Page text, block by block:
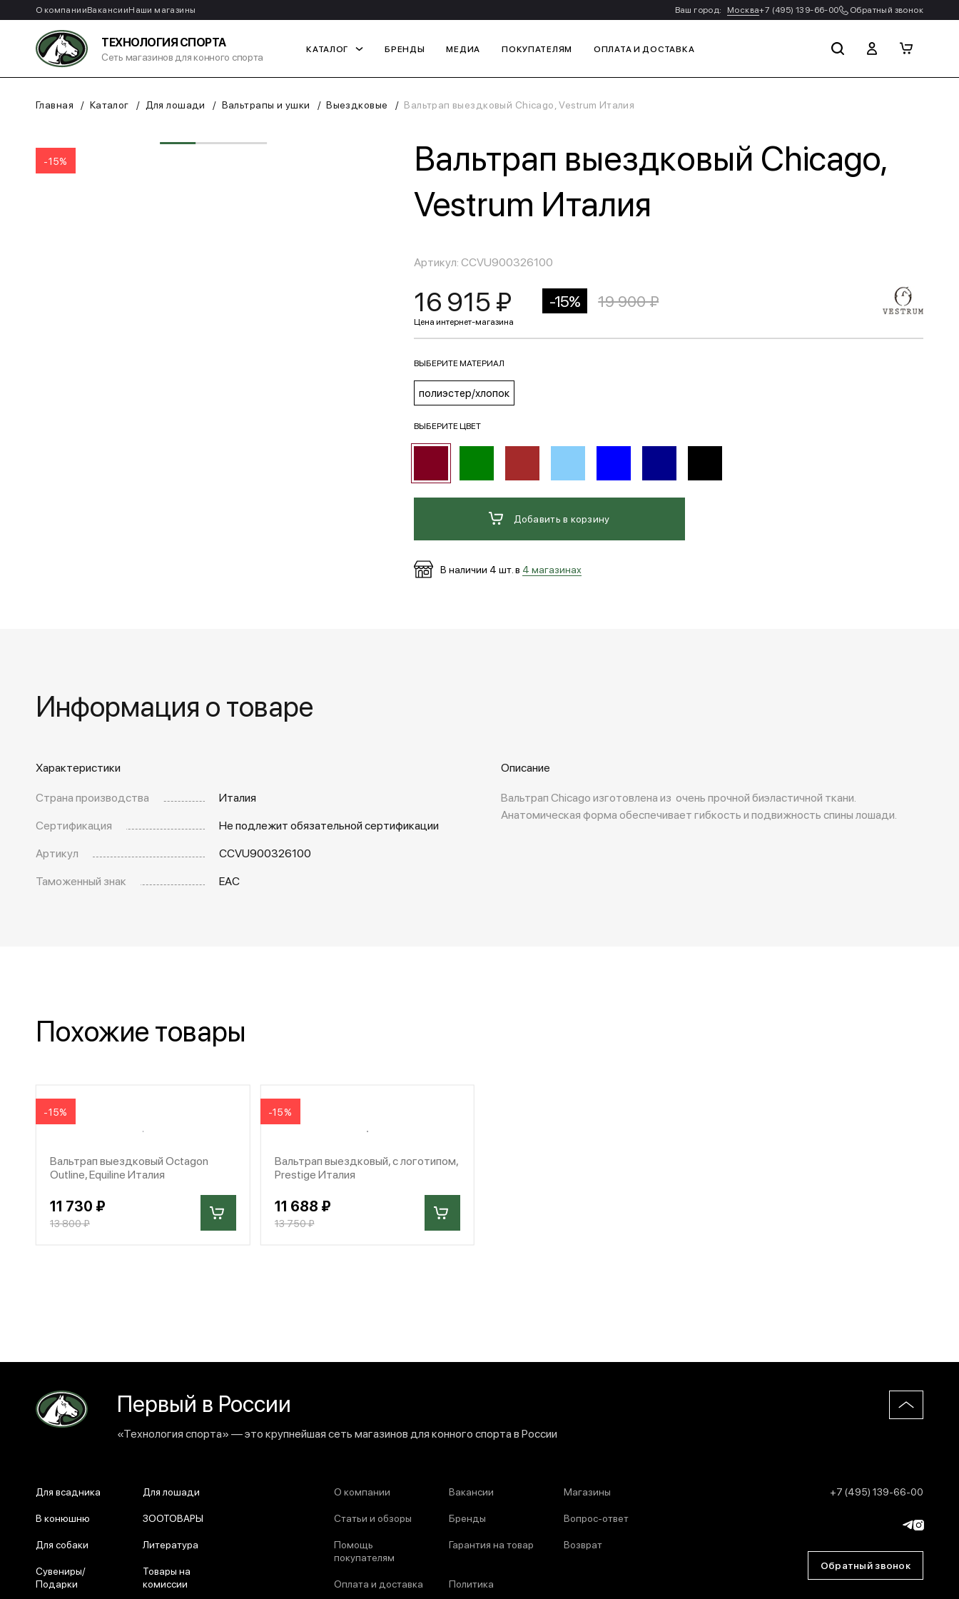
О компанииВакансииНаши магазины Ваш город: Москва+7 (495) 139-66-00 Обратный звонок
ТЕХНОЛОГИЯ СПОРТА
Сеть магазинов для конного спорта
КАТАЛОГ БРЕНДЫ МЕДИА ПОКУПАТЕЛЯМ ОПЛАТА И ДОСТАВКА
Главная Каталог Для лошади Вальтрапы и ушки Выездковые Вальтрап выездковый Chicago, Vestrum Италия
-15%
Вальтрап выездковый Chicago,
Vestrum Италия
Артикул: CCVU900326100
16 915 ₽ -15% 19 900 ₽
ВЫБЕРИТЕ МАТЕРИАЛ
полиэстер/хлопок
ВЫБЕРИТЕ ЦВЕТ
Добавить в корзину
В наличии 4 шт. в 4 магазинах
Информация о товаре
Характеристики
Страна производства
Италия
Сертификация
Не подлежит обязательной сертификации
Артикул
CCVU900326100
Таможенный знак
EAC
Описание
Вальтрап Chicago изготовлена из очень прочной биэластичной ткани.
Анатомическая форма обеспечивает гибкость и подвижность спины лошади.
Похожие товары
-15%
Вальтрап выездковый Octagon
Outline, Equiline Италия
11 730 ₽
13 800 ₽
-15%
Вальтрап выездковый, с логотипом,
Prestige Италия
11 688 ₽
13 750 ₽
Первый в России
«Технология спорта» — это крупнейшая сеть магазинов для конного спорта в России
Для всадника Для лошади
В конюшню ЗООТОВАРЫ
Для собаки Литература
Сувениры/
Подарки
Товары на
комиссии
О компании Вакансии Магазины
Статьи и обзоры Бренды Вопрос-ответ
Помощь
покупателям
Гарантия на товар Возврат
Оплата и доставка Политика
+7 (495) 139-66-00
Обратный звонок